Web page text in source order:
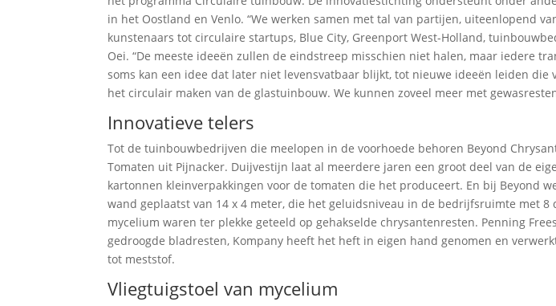
in het Oostland en Venlo. “We werken samen met tal van partijen, uiteenlopend
kunstenaars tot circulaire startups, Blue City, Greenport West-Holland,
Oei. “De meeste ideeën zullen de eindstreep misschien niet halen, maar iedere
soms kan een idee dat later niet levensvatbaar blijkt, tot nieuwe ideeën leiden die
het circulair maken van de glastuinbouw. We kunnen zoveel meer met
Innovatieve telers
Tot de tuinbouwbedrijven die meelopen in de voorhoede behoren Beyond
Tomaten uit Pijnacker. Duijvestijn laat al meerdere jaren een groot deel van de
kartonnen kleinverpakkingen voor de tomaten die het produceert. En bij Beyond
wand geplaatst van 14 x 4 meter, die het geluidsniveau in de bedrijfsruimte met 8
mycelium waren ter plekke geteeld op gehakselde chrysantenresten. Penning
gedroogde bladresten, Kompany heeft het heft in eigen hand genomen en
tot meststof.
Vliegtuigstoel van mycelium